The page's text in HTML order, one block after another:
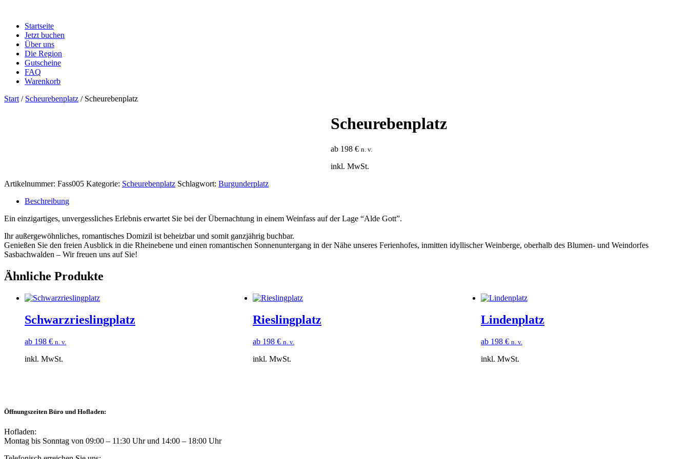
Startseite
Jetzt buchen
Über uns
Die Region
Gutscheine
FAQ
Warenkorb
Start / Scheurebenplatz / Scheurebenplatz
Scheurebenplatz
ab 198€ n. v.
inkl. MwSt.
Artikelnummer: Fass005 Kategorie: Scheurebenplatz Schlagwort: Burgunderplatz
Beschreibung
Ein einzigartiges, unvergessliches Erlebnis erwartet Sie bei der Übernachtung in einem Weinfass auf der Lage “Alde Gott”.
Ihr außergewöhnliches, romantisches Domizil ist beheizbar und somit ganzjährig buchbar.
Genießen Sie den freien Ausblick in die Rheinebene und einen romantischen Sonnenuntergang in der Nähe unseres Ferienhofes, inmitten idyllischer Weinberge, oberhalb des Blumen- und Weindorfes
Sasbachwalden – Wir freuen uns auf Sie!
Ähnliche Produkte
Schwarzrieslingplatz
ab 198 € n. v.
inkl. MwSt.
Rieslingplatz
ab 198 € n. v.
inkl. MwSt.
Lindenplatz
ab 198 € n. v.
inkl. MwSt.
Öffnungszeiten Büro und Hofladen:
Hofladen:
Montag bis Sonntag von 09:00 – 11:30 Uhr und 14:00 – 18:00 Uhr